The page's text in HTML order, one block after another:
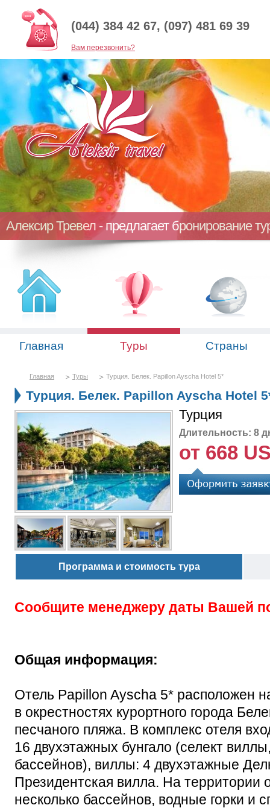
(044) 384 42 67, (097) 481 69 39
Baм перезвонить?
Алексир Тревел - предлагает бронирование
Главная Туры Страны
Главная Туры Турция. Белек. Papillon Ayscha Hotel 5*
Турция. Белек. Papillon Ayscha Hotel
Турция
Длительность: 8
от 668
Программа и стоимость тура
Сообщите менеджеру даты Вашей
Общая информация:
Отель Papillon Ayscha 5* расположен
в окрестностях курортного города
песчаного пляжа. В комплекс отеля
16 двухэтажных бунгало (селект
бассейнов), виллы: 4 двухэтажные
Президентская вилла. На территории
несколько бассейнов, водные горки и